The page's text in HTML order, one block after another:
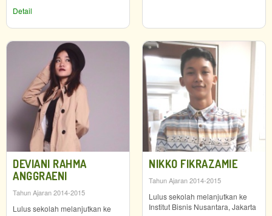
Detail
DEVIANI RAHMA
ANGGRAENI
Tahun Ajaran 2014-2015
Lulus sekolah melanjutkan ke
NIKKO FIKRAZAMIE
Tahun Ajaran 2014-2015
Lulus sekolah melanjutkan ke
Institut Bisnis Nusantara, Jakarta